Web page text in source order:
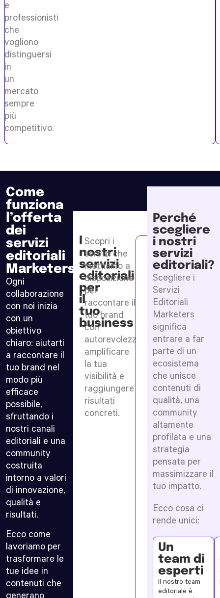
e
professionisti
che
vogliono
distinguersi
in
un
mercato
sempre
più
competitivo.
Come
funziona
l’offerta
dei
servizi
editoriali
Marketers?
Ogni
collaborazione
con noi inizia
con un
obiettivo
chiaro: aiutarti
a raccontare il
tuo brand nel
modo più
efficace
possibile,
sfruttando i
nostri canali
editoriali e una
community
costruita
intorno a valori
di innovazione,
qualità e
risultati.
Ecco come
lavoriamo per
trasformare le
tue idee in
contenuti che
generano
I
nostri
servizi
editoriali
per
il
tuo
business
Scopri i
servizi che
mettiamo a
disposizione
per
raccontare il
tuo brand
con
autorevolezza,
amplificare
la tua
visibilità e
raggiungere
risultati
concreti.
Recensioni
tool
e
servizi
Mettiamo
in
luce
valore
del
tuo
prodotto
o
servizio
con
recensioni
autentiche
e
approfondite,
pensate
per
costruire
fiducia
e
autorevolezza.
Dopo
aver
le
caratteristiche
principali
del
tuo
tool
o
Perché
scegliere
i nostri
servizi
editoriali?
Scegliere i
Servizi
Editoriali
Marketers
significa
entrare a far
parte di un
ecosistema
che unisce
contenuti di
qualità, una
community
altamente
profilata e una
strategia
pensata per
massimizzare il
tuo impatto.
Ecco cosa ci
rende unici:
Un
team di
esperti
Il nostro team
editoriale è